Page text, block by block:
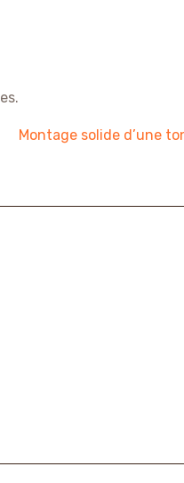
Montage solide d’une